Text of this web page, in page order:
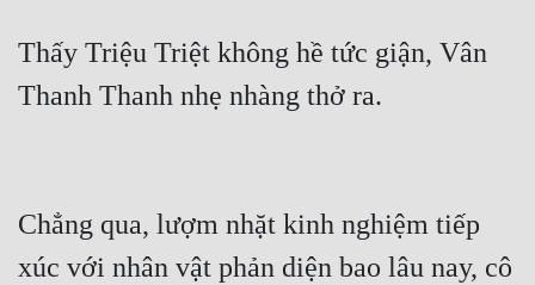
Thấy Triệu Triệt không hề tức giận, Vân
Thanh Thanh nhẹ nhàng thở ra.
Chẳng qua, lượm nhặt kinh nghiệm tiếp
xúc với nhân vật phản diện bao lâu nay, cô